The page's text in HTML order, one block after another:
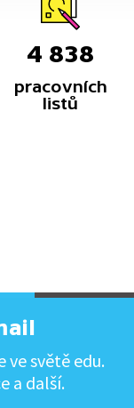
4 838
pracovních
listů
ve světě edu.
a další.